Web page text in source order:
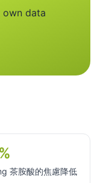
own data
茶胺酸的焦慮降低